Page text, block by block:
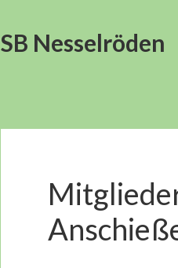
SB Nesselröden